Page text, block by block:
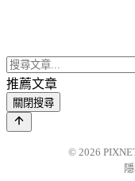
推薦文章
關閉搜尋
© 2026